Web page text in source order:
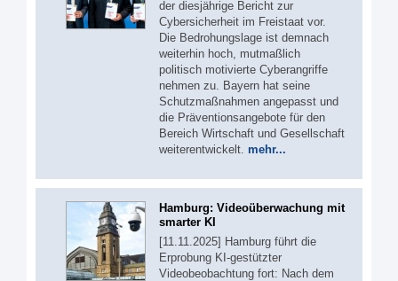
der diesjährige Bericht zur
Cybersicherheit im Freistaat vor.
Die Bedrohungslage ist demnach
weiterhin hoch, mutmaßlich
politisch motivierte Cyberangriffe
nehmen zu. Bayern hat seine
Schutzmaßnahmen angepasst und
die Präventionsangebote für den
Bereich Wirtschaft und Gesellschaft
weiterentwickelt. mehr...
Hamburg: Videoüberwachung mit
smarter KI
[11.11.2025] Hamburg führt die
Erprobung KI-gestützter
Videobeobachtung fort: Nach dem